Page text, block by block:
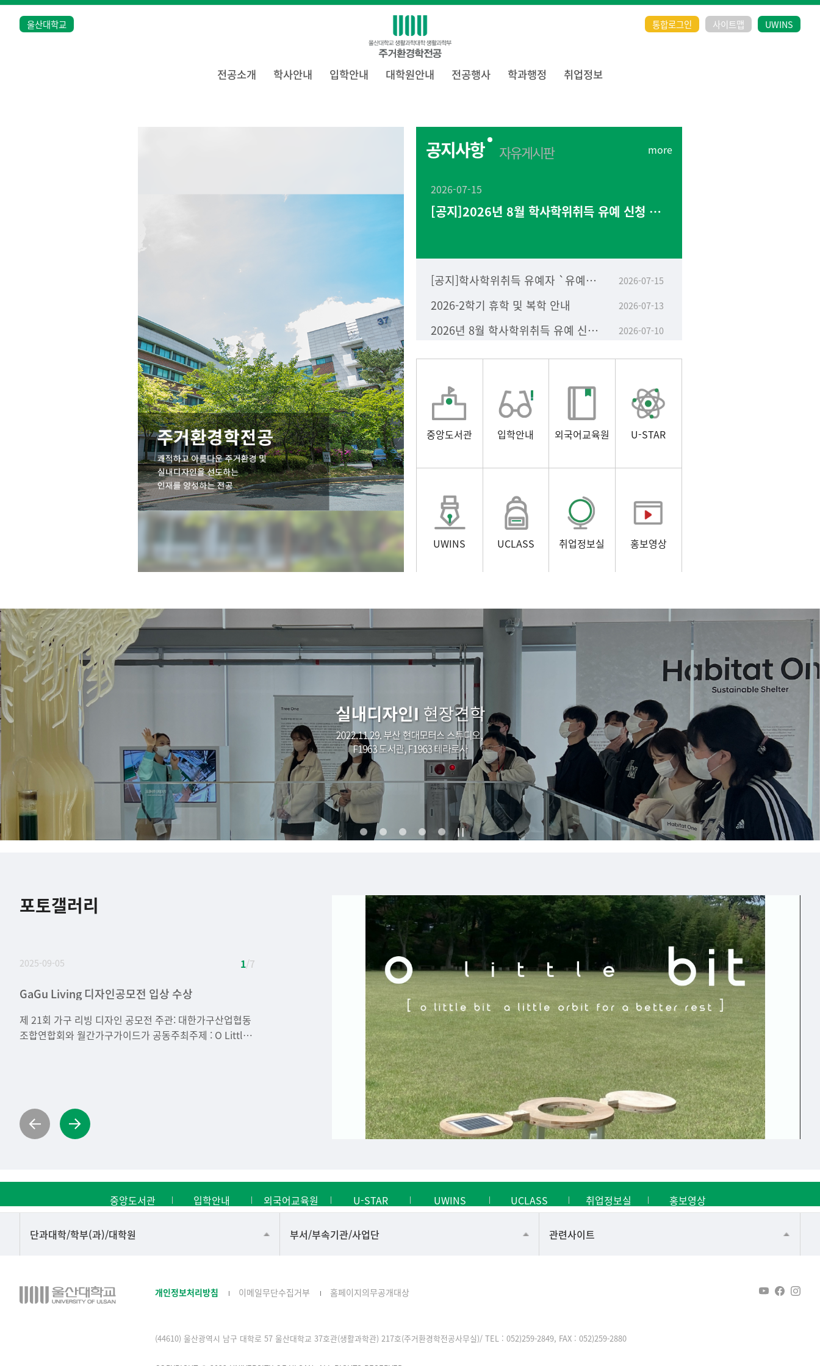
울산대학교 통합로그인 사이트맵 UWINS
전공소개 학사안내 입학안내 대학원안내 전공행사 학과행정 취업정보
공지사항 자유게시판
2026-07-15
[공지]2026년 8월 학사학위취득 유예 신청 안내
2026-07-15
[공지]학사학위취득 유예자 `유예기간 단축 졸업 신청' 안내
2026-07-13
2026-2학기 휴학 및 복학 안내
2026-07-10
2026년 8월 학사학위취득 유예 신청 안내
중앙도서관 입학안내 외국어교육원 U-STAR
UWINS UCLASS 취업정보실 홍보영상
포토갤러리
GaGu Living 디자인공모전 입상 수상
2025-09-05
제 21회 가구 리빙 디자인 공모전 주관: 대한가구산업협동
조합연합회와 월간가구가이드가 공동주최주제 : O Little
[대학혁신지원사업] 실무중심형 기술교육 수상
[대학혁진지원사업] 실무중심형 기술교육 프로그램
25.05.15 트랙체험프로그램 - 실내건축트랙 진로
2024학년 1학기 캡스톤 디자인 어워드 장려상 수상
23.11.21 주거환경학전공 학술강연회
제 35회 주거환경연구전
1/ 7
중앙도서관 입학안내 외국어교육원 U-STAR UWINS UCLASS 취업정보실 홍보영상
단과대학/학부(과)/대학원
▷일본어·일본학과
부서/부속기관/사업단
교무처교직팀
국제교류처
기초과학연구소
관련사이트
온라인 기술거래 플랫폼
개인정보처리방침 이메일무단수집거부 홈페이지의무공개대상
(44610) 울산광역시 남구 대학로 57 울산대학교 37호관(생활과학관) 217호(주거환경학전공사무실)/ TEL : 052)259-2849, FAX : 052)259-2880